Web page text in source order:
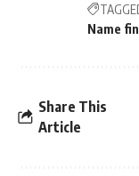
Name
Share This
Article